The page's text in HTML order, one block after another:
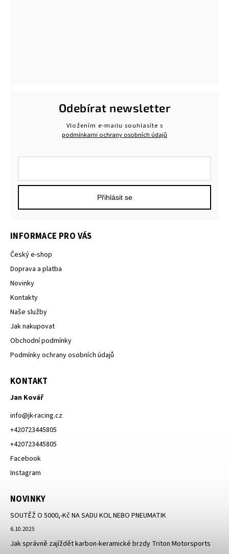
INFORMACE PRO VÁS
Český e-shop
Doprava a platba
Novinky
Kontakty
Naše služby
Jak nakupovat
Obchodní podmínky
Podmínky ochrany osobních údajů
KONTAKT
Jan Kovář
info@jk-racing.cz
+420723445805
+420723445805
Facebook
Instagram
NOVINKY
SOUTĚŽ O 5000,-Kč NA SADU KOL NEBO PNEUMATIK
6.10.2025
Jak správně zajíždět karbon-keramické brzdy Triton Motorsports
Odebírat newsletter
Vložením e-mailu souhlasíte s
podmínkami ochrany osobních údajů
Přihlásit se